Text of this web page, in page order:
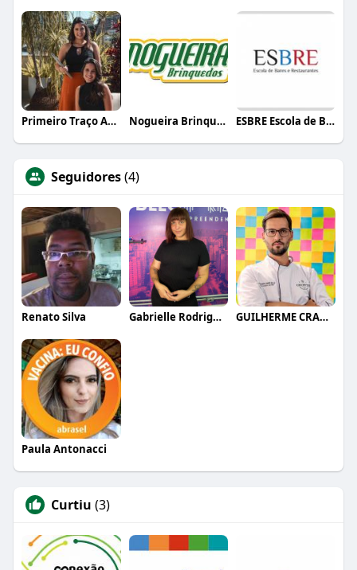
Primeiro Traço Arquitetura Nogueira Brinquedos ESBRE Escola de Bares e Restaurantes
Seguidores(4)
Renato Silva Gabrielle Rodrigues GUILHERME CRAMER BALLE
Paula Antonacci
Curtiu (3)